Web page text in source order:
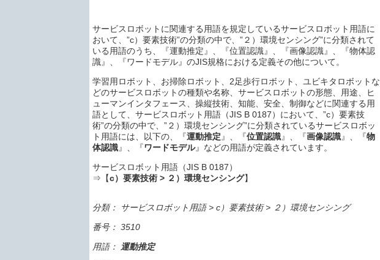
サービスロボットに関連する用語を規定しているサービスロボット用語に
おいて、”c）要素技術”の分類の中で、”２）環境センシング”に分類されて
いる用語のうち、『運動推定』、『位置認識』、『画像認識』、『物体認
識』、『ワードモデル』のJIS規格における定義その他について。
学習用ロボット、お掃除ロボット、2足歩行ロボット、ユビキタロボットな
どのサービスロボットの種類や名称、サービスロボットの形態、用途、ヒ
ューマンインタフェース、操縦技術、知能、安全、制御などに関連する用
語として、サービスロボット用語（JIS B 0187）において、”c）要素技
術”の分類の中で、”２）環境センシング”に分類されているサービスロボッ
ト用語には、以下の、『運動推定 』、『位置認識』、『画像認識』、『物
体認識』、『ワードモデル』などの用語が定義されています。
サービスロボット用語（JIS B 0187）
⇒【c）要素技術 > ２）環境センシング】
分類： サービスロボット用語 > c）要素技術 > ２）環境センシング
番号： 3510
用語：
運動推定